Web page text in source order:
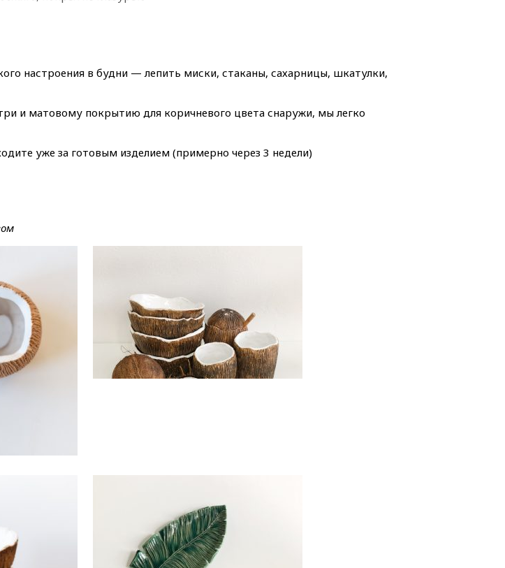
настроения в будни — лепить миски, стаканы, сахарницы, шкатулки,
и матовому покрытию для коричневого цвета снаружи, мы легко
уже за готовым изделием (примерно через 3 недели)